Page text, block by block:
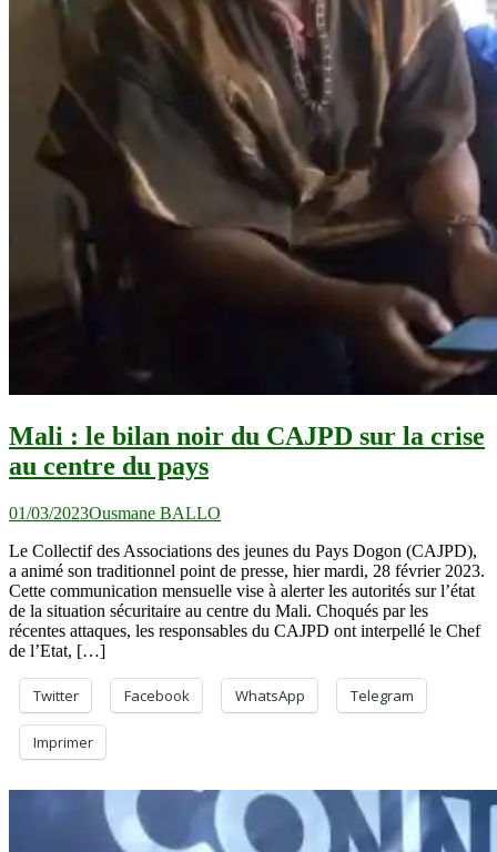
Mali : le bilan noir du CAJPD sur la crise
au centre du pays
01/03/2023Ousmane BALLO
Le Collectif des Associations des jeunes du Pays Dogon (CAJPD),
a animé son traditionnel point de presse, hier mardi, 28 février 2023.
Cette communication mensuelle vise à alerter les autorités sur l’état
de la situation sécuritaire au centre du Mali. Choqués par les
récentes attaques, les responsables du CAJPD ont interpellé le Chef
de l’Etat, […]
Twitter Facebook WhatsApp Telegram
Imprimer